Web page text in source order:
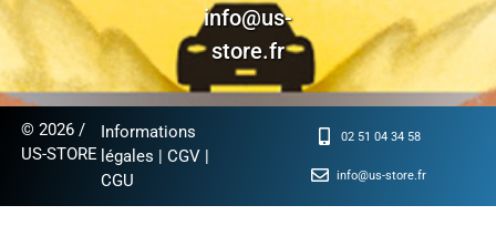
info@us-
store.fr
© 2026 /
US-STORE
Informations
légales |CGV |
CGU
02 51 04 34 58
info@us-store.fr